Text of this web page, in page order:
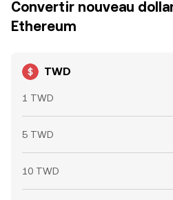
Convertir nouveau
Ethereum
TWD
1 TWD
5 TWD
10 TWD